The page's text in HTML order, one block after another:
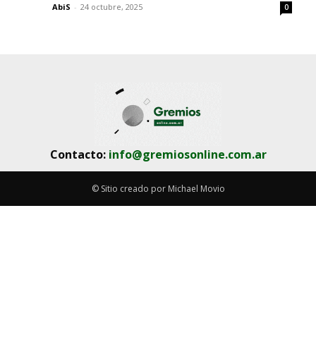
AbiS - 24 octubre, 2025 0
Contacto: info@gremiosonline.com.ar
© Sitio creado por Michael Movio